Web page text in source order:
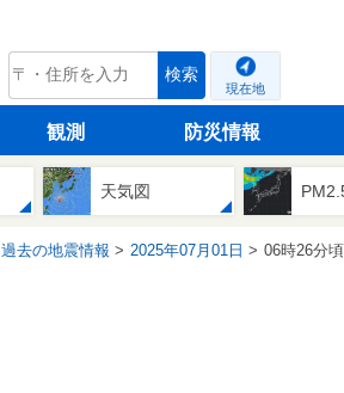
tenki.jp 検索
現在地
観測 防災情報
天気図
過去の地震情報 2025年07月01日 06時26分